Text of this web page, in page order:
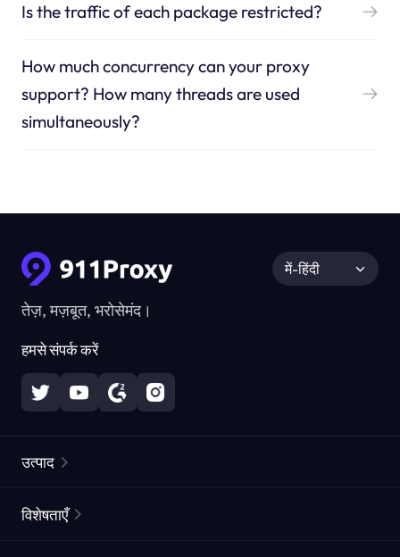
Is the traffic of each package restricted?
How much concurrency can your proxy
support? How many threads are used
simultaneously?
तेज़, मज़बूत, भरोसेमंद।
हमसे संपर्क करें
में-हिंदी
उत्पाद
विशेषताएँ